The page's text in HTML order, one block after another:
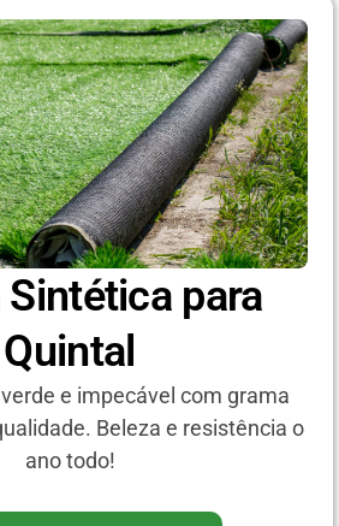
Sintética para
Quintal
e impecável com grama
Beleza e resistência o
ano todo!